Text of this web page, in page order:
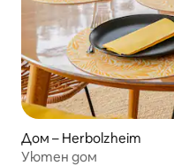
Дом – Herbolzheim
Уютен дом